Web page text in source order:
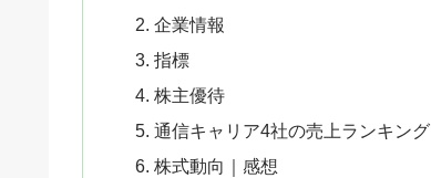
企業情報
指標
株主優待
通信キャリア4社の売上ランキング
株式動向｜感想